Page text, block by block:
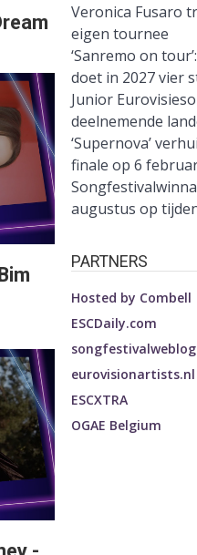
Veronica Fusaro
eigen tournee
‘Sanremo on
doet in 2027 vier
Junior
deelnemende
‘Supernova’
finale op 6
augustus op
PARTNERS
Hosted by Combell
ESCDaily.com
eurovisionartists.nl
ESCXTRA
OGAE Belgium